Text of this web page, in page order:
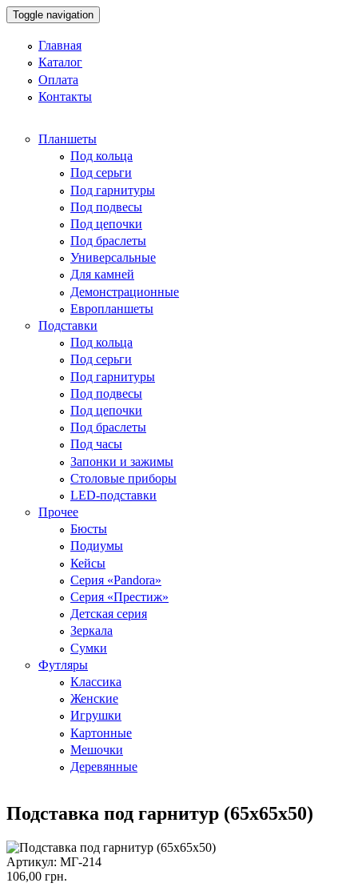
Toggle navigation
Главная
Каталог
Оплата
Контакты
Планшеты
Под кольца
Под серьги
Под гарнитуры
Под подвесы
Под цепочки
Под браслеты
Универсальные
Для камней
Демонстрационные
Европланшеты
Подставки
Под кольца
Под серьги
Под гарнитуры
Под подвесы
Под цепочки
Под браслеты
Под часы
Запонки и зажимы
Столовые приборы
LED-подставки
Прочее
Бюсты
Подиумы
Кейсы
Серия «Pandora»
Серия «Престиж»
Детская серия
Зеркала
Сумки
Футляры
Классика
Женские
Игрушки
Картонные
Мешочки
Деревянные
Подставка под гарнитур (65x65x50)
Артикул: МГ-214
106,00 грн.